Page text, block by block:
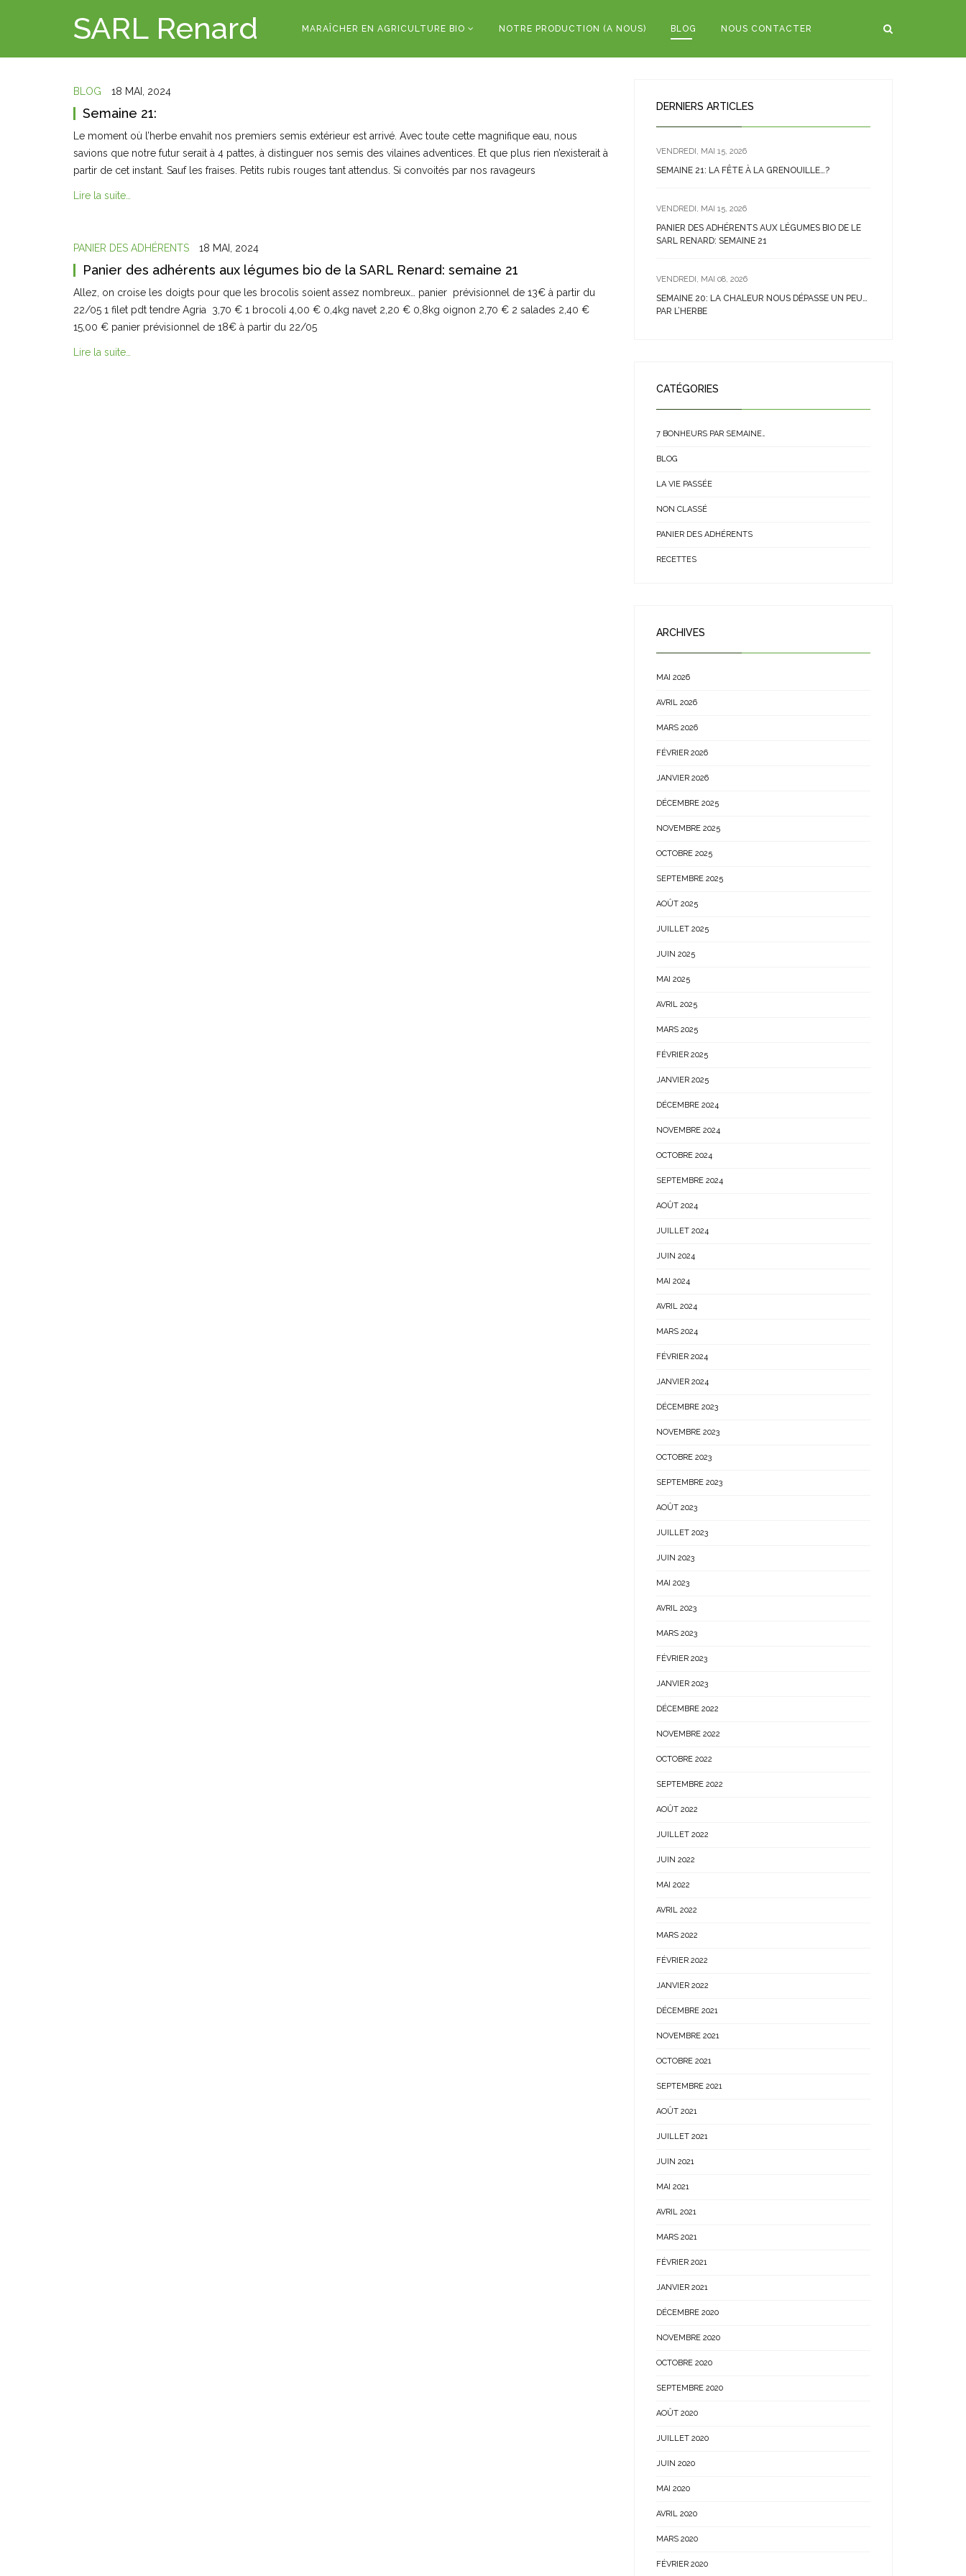
SARL Renard MARAÎCHER EN AGRICULTURE BIO NOTRE PRODUCTION (A NOUS) BLOG NOUS CONTACTER
BLOG 18 MAI, 2024
Semaine 21:
Le moment où l’herbe envahit nos premiers semis extérieur est arrivé. Avec toute cette magnifique eau, nous
savions que notre futur serait à 4 pattes, à distinguer nos semis des vilaines adventices. Et que plus rien n’existerait à
partir de cet instant. Sauf les fraises. Petits rubis rouges tant attendus. Si convoités par nos ravageurs
Lire la suite…
PANIER DES ADHÉRENTS 18 MAI, 2024
Panier des adhérents aux légumes bio de la SARL Renard: semaine 21
Allez, on croise les doigts pour que les brocolis soient assez nombreux… panier prévisionnel de 13€ à partir du
22/05 1 filet pdt tendre Agria 3,70 € 1 brocoli 4,00 € 0,4kg navet 2,20 € 0,8kg oignon 2,70 € 2 salades 2,40 €
15,00 € panier prévisionnel de 18€ à partir du 22/05
Lire la suite…
DERNIERS ARTICLES
VENDREDI, MAI 15, 2026
SEMAINE 21: LA FÊTE À LA GRENOUILLE…?
VENDREDI, MAI 15, 2026
PANIER DES ADHÉRENTS AUX LÉGUMES BIO DE LE
SARL RENARD: SEMAINE 21
VENDREDI, MAI 08, 2026
SEMAINE 20: LA CHALEUR NOUS DÉPASSE UN PEU…
PAR L’HERBE
CATÉGORIES
7 BONHEURS PAR SEMAINE…
BLOG
LA VIE PASSÉE
NON CLASSÉ
PANIER DES ADHÉRENTS
RECETTES
ARCHIVES
MAI 2026
AVRIL 2026
MARS 2026
FÉVRIER 2026
JANVIER 2026
DÉCEMBRE 2025
NOVEMBRE 2025
OCTOBRE 2025
SEPTEMBRE 2025
AOÛT 2025
JUILLET 2025
JUIN 2025
MAI 2025
AVRIL 2025
MARS 2025
FÉVRIER 2025
JANVIER 2025
DÉCEMBRE 2024
NOVEMBRE 2024
OCTOBRE 2024
SEPTEMBRE 2024
AOÛT 2024
JUILLET 2024
JUIN 2024
MAI 2024
AVRIL 2024
MARS 2024
FÉVRIER 2024
JANVIER 2024
DÉCEMBRE 2023
NOVEMBRE 2023
OCTOBRE 2023
SEPTEMBRE 2023
AOÛT 2023
JUILLET 2023
JUIN 2023
MAI 2023
AVRIL 2023
MARS 2023
FÉVRIER 2023
JANVIER 2023
DÉCEMBRE 2022
NOVEMBRE 2022
OCTOBRE 2022
SEPTEMBRE 2022
AOÛT 2022
JUILLET 2022
JUIN 2022
MAI 2022
AVRIL 2022
MARS 2022
FÉVRIER 2022
JANVIER 2022
DÉCEMBRE 2021
NOVEMBRE 2021
OCTOBRE 2021
SEPTEMBRE 2021
AOÛT 2021
JUILLET 2021
JUIN 2021
MAI 2021
AVRIL 2021
MARS 2021
FÉVRIER 2021
JANVIER 2021
DÉCEMBRE 2020
NOVEMBRE 2020
OCTOBRE 2020
SEPTEMBRE 2020
AOÛT 2020
JUILLET 2020
JUIN 2020
MAI 2020
AVRIL 2020
MARS 2020
FÉVRIER 2020